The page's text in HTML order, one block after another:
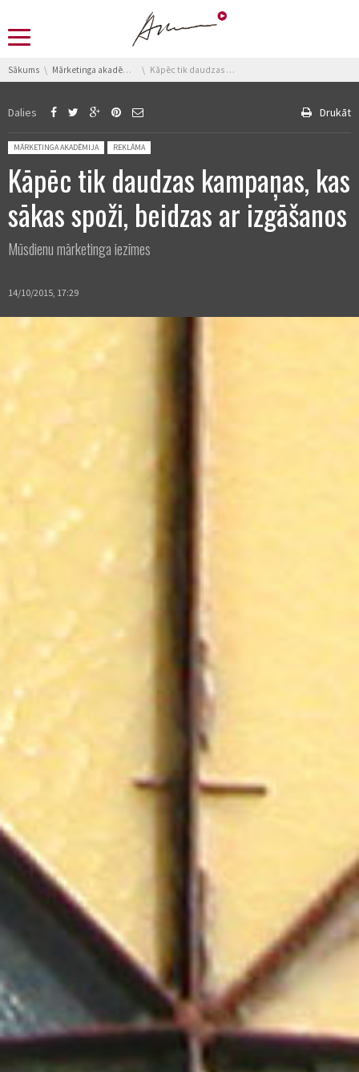
You are here:
Sākums Mārketinga akadēmija Kāpēc tik daudzas kampaņas, kas sākas spoži, beidzas ar izgāšanos
Dalies Drukāt
Posted in:
MĀRKETINGA AKADĒMIJA REKLĀMA
Kāpēc tik daudzas kampaņas, kas
sākas spoži, beidzas ar izgāšanos
Mūsdienu mārketinga iezīmes
14/10/2015, 17:29